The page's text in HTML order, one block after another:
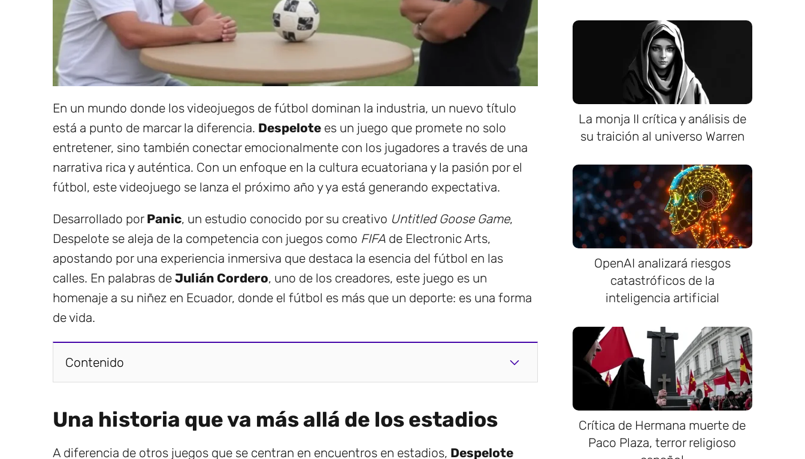
En un mundo donde los videojuegos de fútbol dominan la industria, un nuevo título
está a punto de marcar la diferencia. Despelote es un juego que promete no solo
entretener, sino también conectar emocionalmente con los jugadores a través de una
narrativa rica y auténtica. Con un enfoque en la cultura ecuatoriana y la pasión por el
fútbol, este videojuego se lanza el próximo año y ya está generando expectativa.
Desarrollado por Panic, un estudio conocido por su creativo Untitled Goose Game,
Despelote se aleja de la competencia con juegos como FIFA de Electronic Arts,
apostando por una experiencia inmersiva que destaca la esencia del fútbol en las
calles. En palabras de Julián Cordero, uno de los creadores, este juego es un
homenaje a su niñez en Ecuador, donde el fútbol es más que un deporte: es una forma
de vida.
Contenido
Una historia que va más allá de los estadios
A diferencia de otros juegos que se centran en encuentros en estadios, Despelote
La monja II crítica y análisis de
su traición al universo Warren
OpenAI analizará riesgos
catastróficos de la
inteligencia artificial
Crítica de Hermana muerte de
Paco Plaza, terror religioso